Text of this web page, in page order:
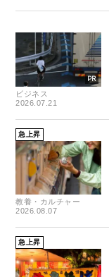
ビジネス
2026.07.21
急上昇
教養・カルチャー
2026.08.07
急上昇